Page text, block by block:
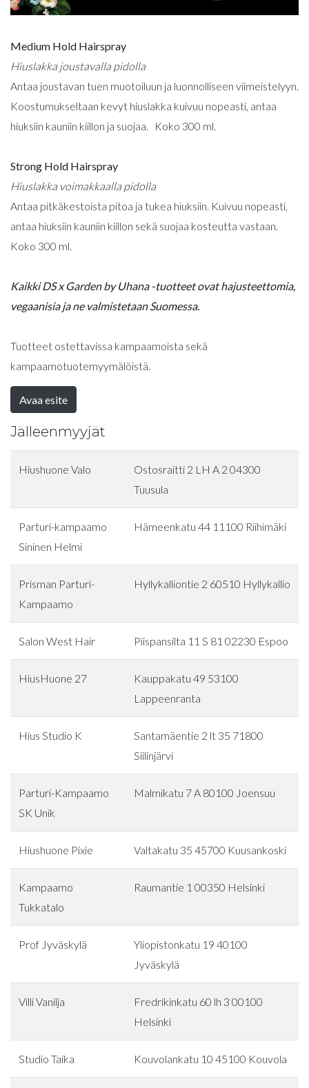
Medium Hold Hairspray
Hiuslakka joustavalla pidolla
Antaa joustavan tuen muotoiluun ja luonnolliseen viimeistelyyn.
Koostumukseltaan kevyt hiuslakka kuivuu nopeasti, antaa
hiuksiin kauniin kiillon ja suojaa. Koko 300 ml.
Strong Hold Hairspray
Hiuslakka voimakkaalla pidolla
Antaa pitkäkestoista pitoa ja tukea hiuksiin. Kuivuu nopeasti,
antaa hiuksiin kauniin kiillon sekä suojaa kosteutta vastaan.
Koko 300 ml.
Kaikki DS x Garden by Uhana -tuotteet ovat hajusteettomia,
vegaanisia ja ne valmistetaan Suomessa.
Tuotteet ostettavissa kampaamoista sekä
kampaamotuotemyymälöistä.
Avaa esite
Jälleenmyyjät
Hiushuone Valo
Ostosraitti 2 LH A 2 04300
Tuusula
Parturi-kampaamo
Sininen Helmi
Hämeenkatu 44 11100 Riihimäki
Prisman Parturi-
Kampaamo
Hyllykalliontie 2 60510 Hyllykallio
Salon West Hair Piispansilta 11 S 81 02230 Espoo
HiusHuone 27
Kauppakatu 49 53100
Lappeenranta
Hius Studio K
Santamäentie 2 lt 35 71800
Siilinjärvi
Parturi-Kampaamo
SK Unik
Malmikatu 7 A 80100 Joensuu
Hiushuone Pixie Valtakatu 35 45700 Kuusankoski
Kampaamo
Tukkatalo
Raumantie 1 00350 Helsinki
Prof Jyväskylä
Yliopistonkatu 19 40100
Jyväskylä
Villi Vanilja
Fredrikinkatu 60 lh 3 00100
Helsinki
Studio Taika Kouvolankatu 10 45100 Kouvola